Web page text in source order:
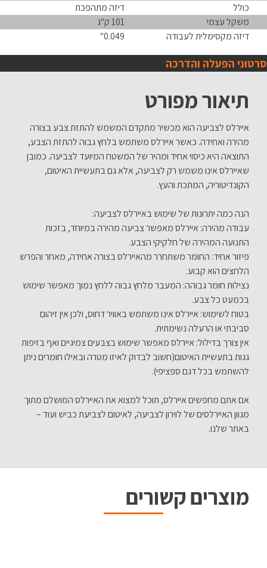
כולל
דיזה מתהפכת
משקל עצמי
101 ק"ג
דיזה מקסימלית לעבודה
0.049"
סרטוני הפעלה והדרכה
תיאור מפורט
איירלס לצביעה הוא מכשיר מתקדם המשמש להתזת צבע בצורה
מהירה ואחידה. כאשר איירלס משתמש בלחץ גבוה להתזת הצבע,
התוצאה היא כיסוי אחיד ומהיר של המשטח המיועד לצביעה. כמובן
שאיירלס אינו משמש רק לצביעה, אלא גם בתעשיית האיטום,
הקונדיטוריה, המתכת והעץ.
הנה כמה יתרונות של שימוש באיירלס לצביעה:
עבודה מהירה: איירלס מאפשר צביעה מהירה במיוחד, בזכות
התנועה המהירה של חלקיקי הצבע.
פיזור אחיד: החומר משתחרר מהאיירלס בצורה אחידה, מאחר והפרש
הלחצים הוא קבוע.
נצילות חומר גבוהה: המעבר מלחץ גבוה ללחץ נמוך מאפשר שימוש
בכמעט כל צבע.
בטוח לשימוש: איירלס אינו משתמש באוויר דחוס, ולכן אין זיהום
סביבתי או הרעלה נשימתית.
אין צורך בדילול: איירלס מאפשר שימוש בצבעים צמיגיים ואף בזיפות
גגות בתעשיית האיטום(חשוב לבדוק לאיזו מטרה ובאילו חומרים ניתן
להשתמש בכל דגם ספציפי).
אם אתם מחפשים איירלס, תוכל למצוא את האיירלס המושלם מתוך
מגוון האיירלסים של לוירון לצביעה, לאיטום לצביעת כביש ועוד –
באתר שלנו.
מוצרים קשורים